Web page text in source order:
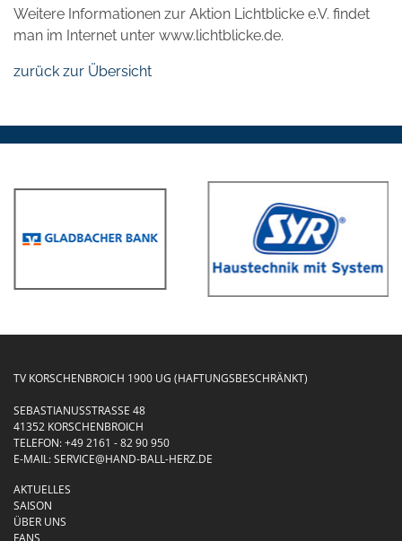
Weitere Informationen zur Aktion Lichtblicke e.V. findet
man im Internet unter www.lichtblicke.de.
zurück zur Übersicht
TV KORSCHENBROICH 1900 UG (HAFTUNGSBESCHRÄNKT)
SEBASTIANUSSTRASSE 48
41352 KORSCHENBROICH
TELEFON:+49 2161 - 82 90 950
E-MAIL:SERVICE@HAND-BALL-HERZ.DE
AKTUELLES
SAISON
ÜBER UNS